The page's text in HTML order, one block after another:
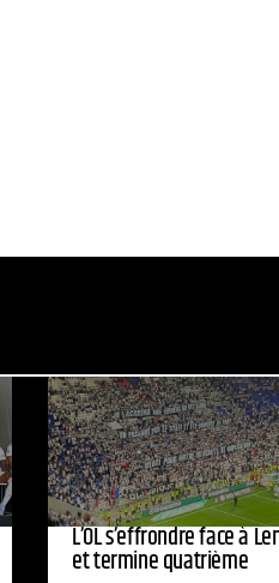
L’OL s’effrondre face à
et termine quatrième